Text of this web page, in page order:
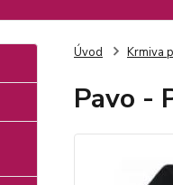
Úvod Krmiva
Pavo -